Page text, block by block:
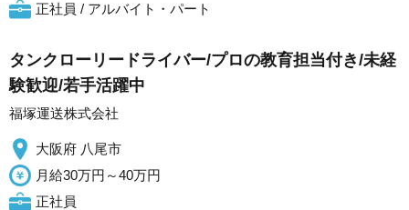
正社員 / アルバイト・パート
タンクローリードライバー/プロの教育担当付き/未経
験歓迎/若手活躍中
福塚運送株式会社
大阪府 八尾市
月給30万円～40万円
正社員